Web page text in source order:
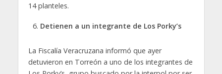
14 planteles.
Detienen a un integrante de Los Porky’s
La Fiscalía Veracruzana informó que ayer
detuvieron en Torreón a uno de los integrantes de